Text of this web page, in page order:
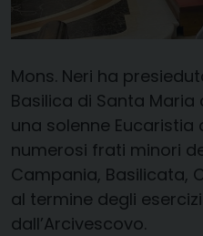
Mons. Neri ha
Basilica di Santa Maria
una solenne
numerosi frati minori
Campania, Basilicata,
al termine degli
dall’Arcivescovo.